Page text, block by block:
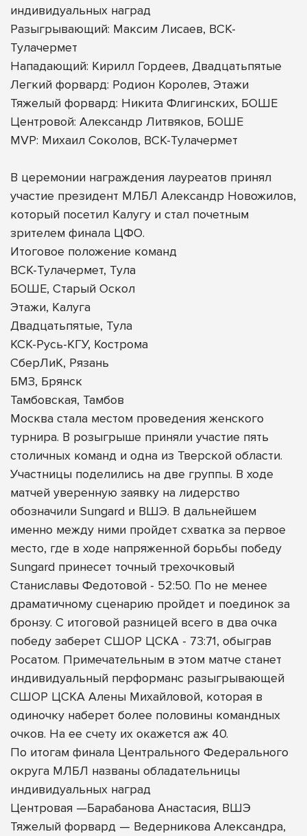
индивидуальных наград
Разыгрывающий: Максим Лисаев, ВСК-
Тулачермет
Нападающий: Кирилл Гордеев, Двадцатьпятые
Легкий форвард: Родион Королев, Этажи
Тяжелый форвард: Никита Флигинских, БОШЕ
Центровой: Александр Литвяков, БОШЕ
MVP: Михаил Соколов, ВСК-Тулачермет
В церемонии награждения лауреатов принял
участие президент МЛБЛ Александр Новожилов,
который посетил Калугу и стал почетным
зрителем финала ЦФО.
Итоговое положение команд
ВСК-Тулачермет, Тула
БОШЕ, Старый Оскол
Этажи, Калуга
Двадцатьпятые, Тула
КСК-Русь-КГУ, Кострома
СберЛиК, Рязань
БМЗ, Брянск
Тамбовская, Тамбов
Москва стала местом проведения женского
турнира. В розыгрыше приняли участие пять
столичных команд и одна из Тверской области.
Участницы поделились на две группы. В ходе
матчей уверенную заявку на лидерство
обозначили Sungard и ВШЭ. В дальнейшем
именно между ними пройдет схватка за первое
место, где в ходе напряженной борьбы победу
Sungard принесет точный трехочковый
Станиславы Федотовой - 52:50. По не менее
драматичному сценарию пройдет и поединок за
бронзу. С итоговой разницей всего в два очка
победу заберет СШОР ЦСКА - 73:71, обыграв
Росатом. Примечательным в этом матче станет
индивидуальный перформанс разыгрывающей
СШОР ЦСКА Алены Михайловой, которая в
одиночку наберет более половины командных
очков. На ее счету их окажется аж 40.
По итогам финала Центрального Федерального
округа МЛБЛ названы обладательницы
индивидуальных наград
Центровая —Барабанова Анастасия, ВШЭ
Тяжелый форвард — Ведерникова Александра,